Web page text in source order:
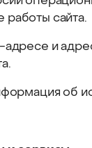
работы сайта.
и
об